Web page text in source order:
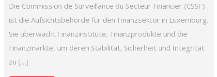
Die Commission de Surveillance du Secteur Financier (CSSF)
ist die Aufsichtsbehörde für den Finanzsektor in Luxemburg.
Sie überwacht Finanzinstitute, Finanzprodukte und die
Finanzmärkte, um deren Stabilität, Sicherheit und Integrität
zu […]